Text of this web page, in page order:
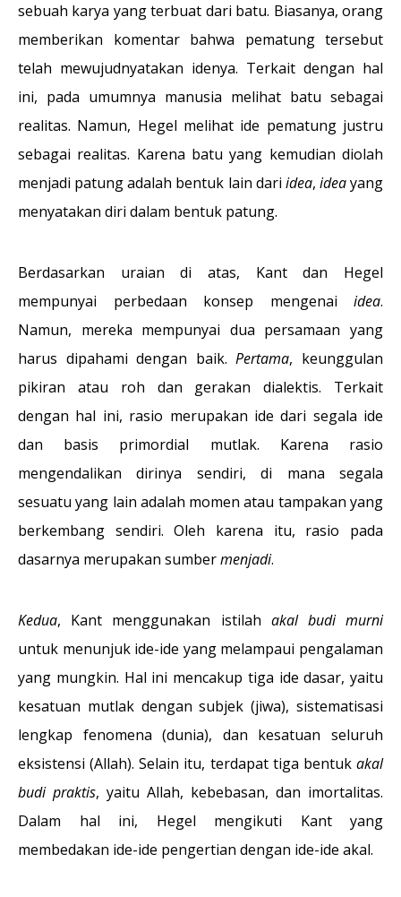
sebuah karya yang terbuat dari batu. Biasanya, orang
memberikan komentar bahwa pematung tersebut
telah mewujudnyatakan idenya. Terkait dengan hal
ini, pada umumnya manusia melihat batu sebagai
realitas. Namun, Hegel melihat ide pematung justru
sebagai realitas. Karena batu yang kemudian diolah
menjadi patung adalah bentuk lain dari idea, ideayang
menyatakan diri dalam bentuk patung.
Berdasarkan uraian di atas, Kant dan Hegel
mempunyai perbedaan konsep mengenai idea.
Namun, mereka mempunyai dua persamaan yang
harus dipahami dengan baik.Pertama, keunggulan
pikiran atau roh dan gerakan dialektis. Terkait
dengan hal ini, rasio merupakan ide dari segala ide
dan basis primordial mutlak. Karena rasio
mengendalikan dirinya sendiri, di mana segala
sesuatu yang lain adalah momen atau tampakan yang
berkembang sendiri. Oleh karena itu, rasio pada
dasarnya merupakan sumbermenjadi.
Kedua, Kant menggunakan istilah akal budi murni
untuk menunjuk ide-ide yang melampaui pengalaman
yang mungkin. Hal ini mencakup tiga ide dasar, yaitu
kesatuan mutlak dengan subjek (jiwa), sistematisasi
lengkap fenomena (dunia), dan kesatuan seluruh
eksistensi (Allah). Selain itu, terdapat tiga bentuk akal
budi praktis, yaitu Allah, kebebasan, dan imortalitas.
Dalam hal ini, Hegel mengikuti Kant yang
membedakan ide-ide pengertian dengan ide-ide akal.